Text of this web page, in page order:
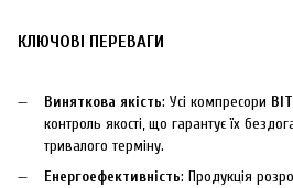
КЛЮЧОВІ ПЕРЕВАГИ
Виняткова якість: Усі компресори
контроль якості, що гарантує їх
тривалого терміну.
Енергоефективність: Продукція